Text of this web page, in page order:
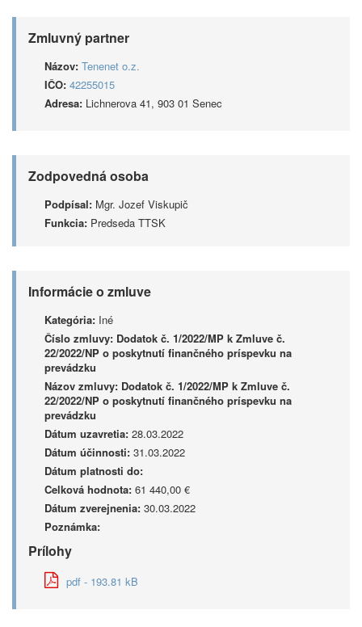
Zmluvný partner
Názov: Tenenet o.z.
IČO: 42255015
Adresa: Lichnerova 41, 903 01 Senec
Zodpovedná osoba
Podpísal: Mgr. Jozef Viskupič
Funkcia: Predseda TTSK
Informácie o zmluve
Kategória: Iné
Číslo zmluvy: Dodatok č. 1/2022/MP k Zmluve č.
22/2022/NP o poskytnutí finančného príspevku na
prevádzku
Názov zmluvy: Dodatok č. 1/2022/MP k Zmluve č.
22/2022/NP o poskytnutí finančného príspevku na
prevádzku
Dátum uzavretia: 28.03.2022
Dátum účinnosti: 31.03.2022
Dátum platnosti do:
Celková hodnota: 61 440,00 €
Dátum zverejnenia: 30.03.2022
Poznámka:
Prílohy
pdf - 193.81 kB